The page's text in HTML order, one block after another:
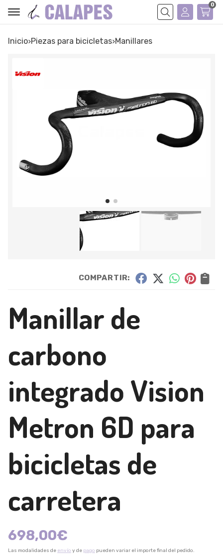
Buscar
0
Inicio piezas para bicicletas manillares
COMPARTIR:
Manillar de
carbono
integrado Vision
Metron 6D para
bicicletas de
carretera
698,00€
Las modalidades de envío y de pago pueden variar el importe final del pedido.